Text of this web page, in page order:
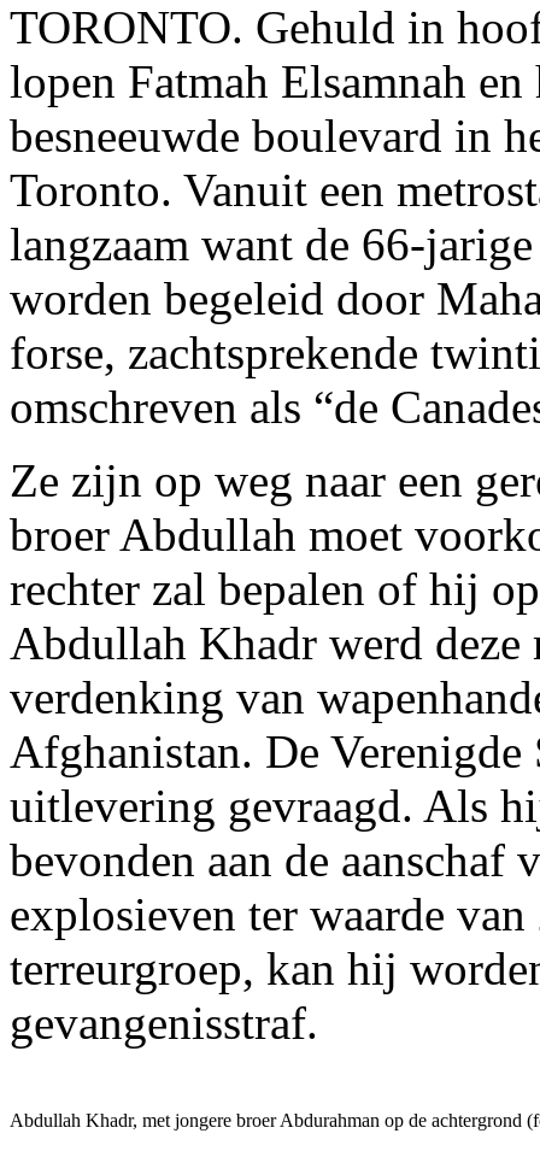
TORONTO. Gehuld in
lopen Fatmah Elsamnah
besneeuwde boulevard in
Toronto. Vanuit een
langzaam want de 66-
worden begeleid door
forse, zachtsprekende
omschreven als “de
Ze zijn op weg naar een
broer Abdullah moet
rechter zal bepalen of hij
Abdullah Khadr werd deze
verdenking van
Afghanistan. De Verenigde
uitlevering gevraagd. Als
bevonden aan de aanschaf
explosieven ter waarde
terreurgroep, kan hij
gevangenisstraf.
Abdullah Khadr, met jongere broer Abdurahman op de achtergrond